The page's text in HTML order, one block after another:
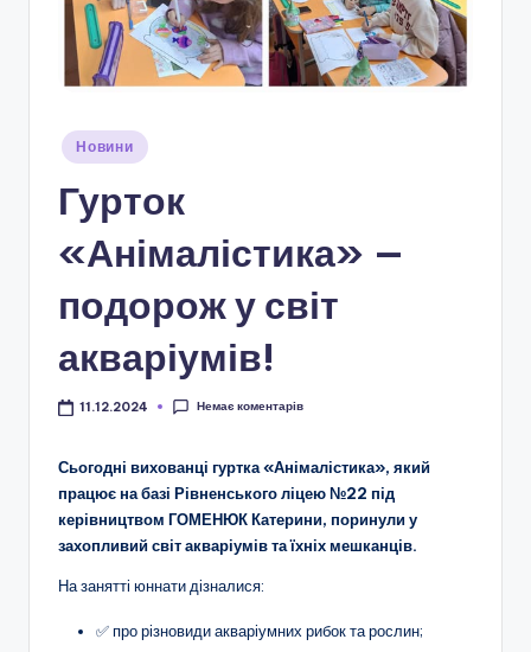
і
о
н
а
л
ь
н
-
п
а
р
і
о
т
и
Опубліковано
Новини
Гурток
«Анімалістика» —
подорож у світ
акваріумів!
11.12.2024 Немає коментарів
Сьогодні вихованці гуртка «Анімалістика», який
працює на базі Рівненського ліцею №22 під
керівництвом ГОМЕНЮК Катерини, поринули у
захопливий світ акваріумів та їхніх мешканців.
На занятті юннати дізналися:
✅ про різновиди акваріумних рибок та рослин;